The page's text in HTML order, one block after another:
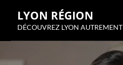
content
LYON RÉGION
DÉCOUVREZ LYON AUTREMENT